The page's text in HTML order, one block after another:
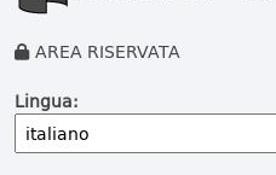
AREA RISERVATA
Lingua